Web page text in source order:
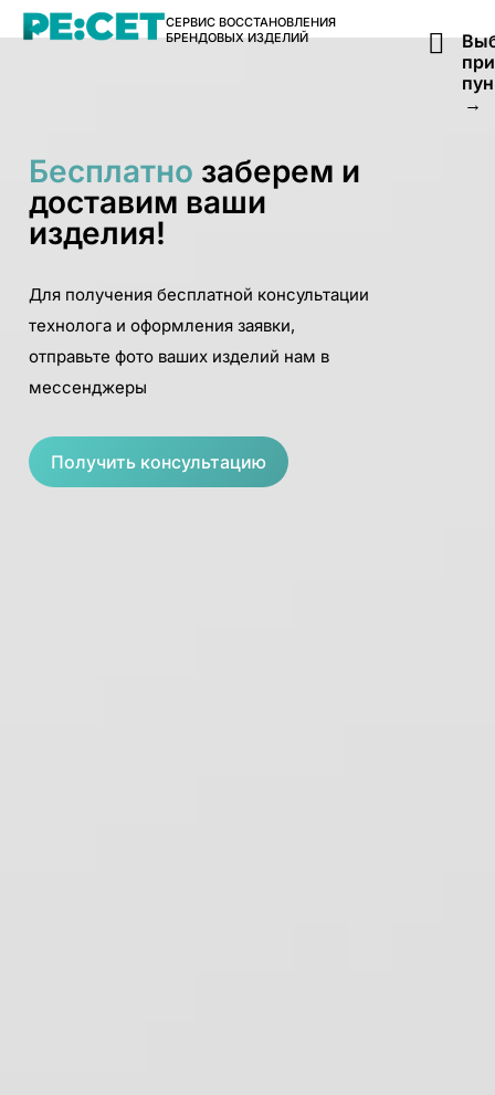
СЕРВИС ВОССТАНОВЛЕНИЯ
БРЕНДОВЫХ ИЗДЕЛИЙ
→
Бесплатно заберем и
доставим ваши
изделия!
Для получения бесплатной консультации
технолога и оформления заявки,
отправьте фото ваших изделий нам в
мессенджеры
Получить консультацию